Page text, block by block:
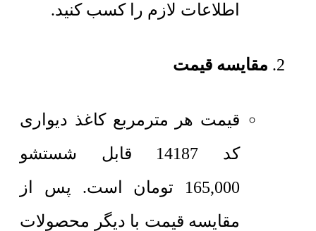
اطلاعات لازم را کسب کنید.
مقایسه قیمت
قیمت هر مترمربع کاغذ دیواری
کد 14187 قابل شستشو
165,000
تومان است. پس از
مقایسه قیمت با دیگر محصولات